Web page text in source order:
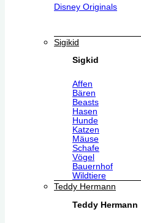
Disney Originals
Sigikid
Sigkid
Affen
Bären
Beasts
Hasen
Hunde
Katzen
Mäuse
Schafe
Vögel
Bauernhof
Wildtiere
Teddy Hermann
Teddy Hermann